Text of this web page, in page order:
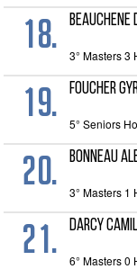
18. 3° Masters 3
19. FOUCHER
5° Seniors
20. BONNEAU
3° Masters 1
21. DARCY
6° Masters 0